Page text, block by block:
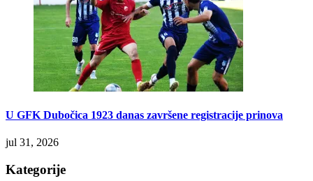
U GFK Dubočica 1923 danas završene registracije prinova
jul 31, 2026
Kategorije